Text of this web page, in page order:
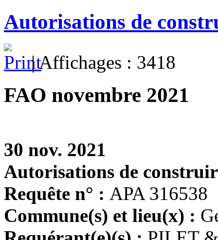
Autorisations de
| Affichages : 3418
FAO novembre 2021
30 nov. 2021
Autorisations de
Requête n° : APA 316538
Commune(s) et lieu(x) :